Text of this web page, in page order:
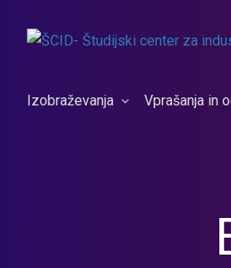
Izobraževanja Vprašanja in